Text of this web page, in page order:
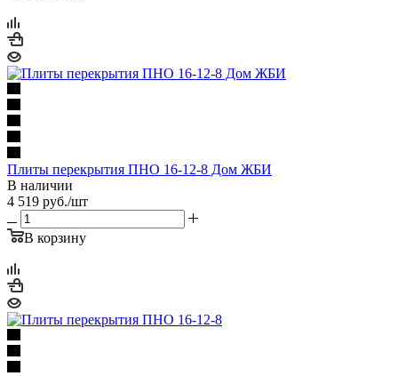
Плиты перекрытия ПНО 16-12-8 Дом ЖБИ
В наличии
4 519 руб./шт
В корзину